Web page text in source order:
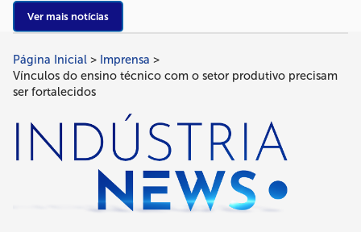
Ver mais notícias
Trilha
de
navegação
Página Inicial
Imprensa
Vínculos do ensino técnico com o setor produtivo precisam
ser fortalecidos